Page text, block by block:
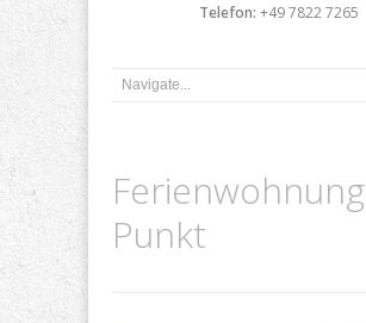
Telefon: +49 7822 7265
Ferienwohnung
Punkt